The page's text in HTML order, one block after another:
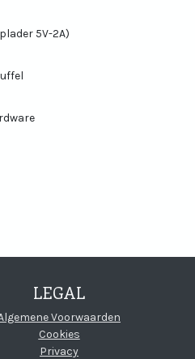
5V-2A)
LEGAL
Voorwaarden
Cookies
Privacy